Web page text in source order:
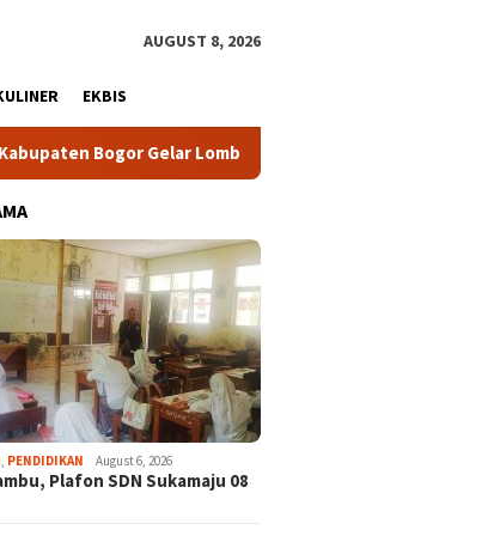
AUGUST 8, 2026
EKBIS
Gelar Lomba Pidato “AHY Muda”, Dorong Generasi
PENDIDIKAN August 6, 2026
Plafon SDN Sukamaju 08